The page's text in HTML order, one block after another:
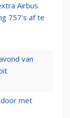
Airbus
757's af te
van
door met